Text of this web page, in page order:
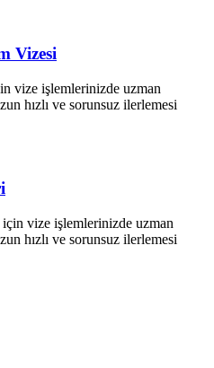
Vizesi
vize işlemlerinizde uzman
hızlı ve sorunsuz ilerlemesi
için vize işlemlerinizde uzman
hızlı ve sorunsuz ilerlemesi